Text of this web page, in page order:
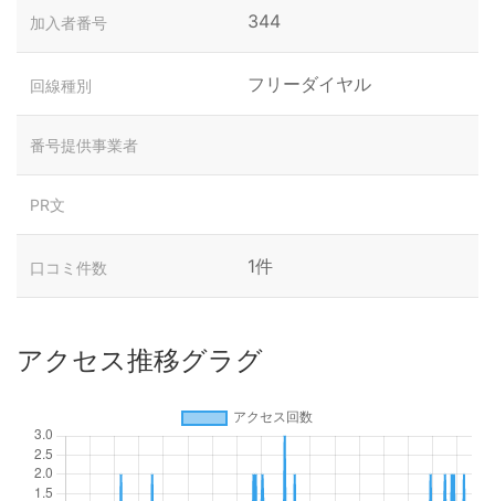
加入者番号 344
回線種別 フリーダイヤル
番号提供事業者
PR文
口コミ件数 1件
アクセス推移グラグ